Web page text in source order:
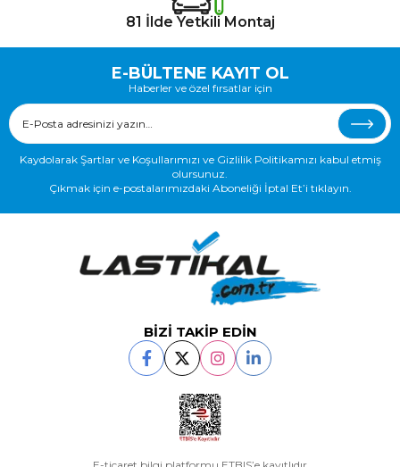
81 İlde Yetkili Montaj
E-BÜLTENE KAYIT OL
Haberler ve özel fırsatlar için
Kaydolarak Şartlar ve Koşullarımızı ve Gizlilik Politikamızı kabul etmiş
olursunuz.
Çıkmak için e-postalarımızdaki Aboneliği İptal Et’i tıklayın.
BİZİ TAKİP EDİN